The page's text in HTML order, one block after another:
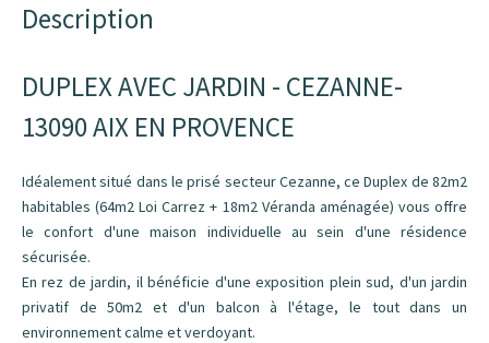
Description
DUPLEX AVEC JARDIN - CEZANNE-
13090 AIX EN PROVENCE
Idéalement situé dans le prisé secteur Cezanne, ce Duplex de 82m2
habitables (64m2 Loi Carrez + 18m2 Véranda aménagée) vous offre
le confort d'une maison individuelle au sein d'une résidence
sécurisée.
En rez de jardin, il bénéficie d'une exposition plein sud, d'un jardin
privatif de 50m2 et d'un balcon à l'étage, le tout dans un
environnement calme et verdoyant.